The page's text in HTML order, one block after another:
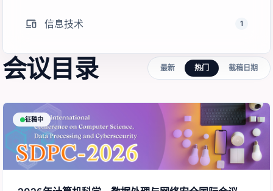
devices 信息技术 1
会议目录 最新 热门 截稿日期
征稿中